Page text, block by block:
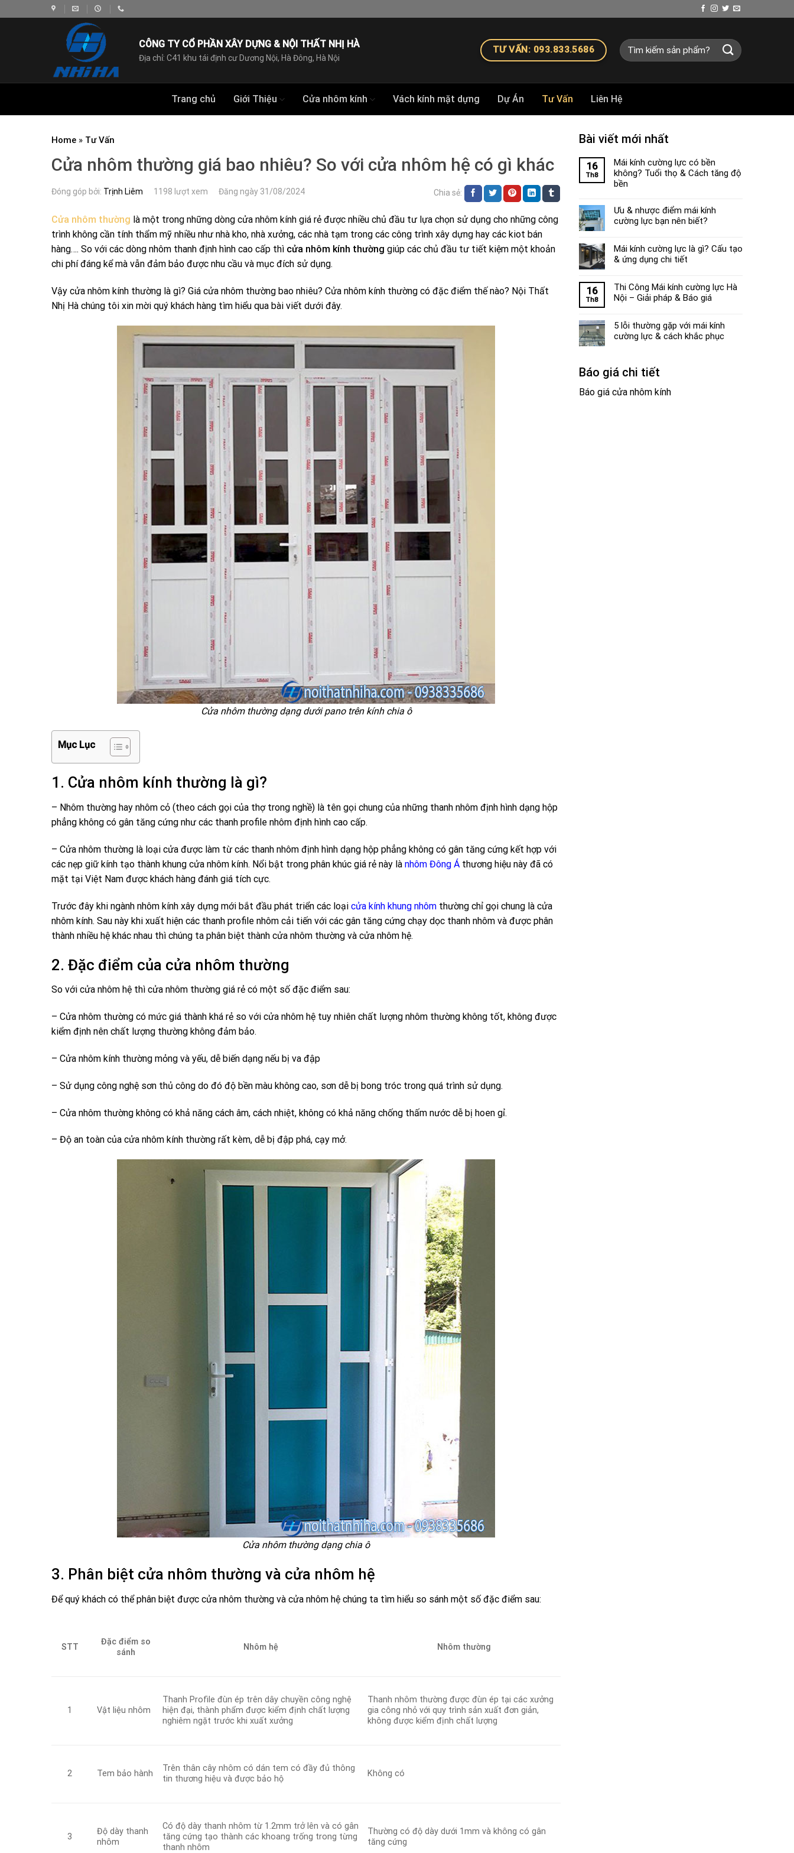
to
CÔNG TY CỔ PHẦN XÂY DỰNG & NỘI THẤT NHỊ HÀ
Địa chỉ: C41 khu tái định cư Dương Nội, Hà Đông, Hà Nội
TƯ VẤN: 093.833.5686
Tìm
kiếm:
Trang chủ Giới Thiệu Cửa nhôm kính Vách kính mặt dựng Dự Án Tư Vấn Liên Hệ
Home » Tư Vấn
Cửa nhôm thường giá bao nhiêu? So với cửa nhôm hệ có gì khác
Đóng góp bởi: Trịnh Liêm 1198 lượt xem Đăng ngày 31/08/2024 Chia sẻ:
Cửa nhôm thường là một trong những dòng cửa nhôm kính giá rẻ được nhiều chủ đầu tư lựa chọn sử dụng cho những công
trình không cần tính thẩm mỹ nhiều như nhà kho, nhà xưởng, các nhà tạm trong các công trình xây dựng hay các kiot bán
hàng…. So với các dòng nhôm thanh định hình cao cấp thì cửa nhôm kính thường giúp các chủ đầu tư tiết kiệm một khoản
chi phí đáng kể mà vẫn đảm bảo được nhu cầu và mục đích sử dụng.
Vậy cửa nhôm kính thường là gì? Giá cửa nhôm thường bao nhiêu? Cửa nhôm kính thường có đặc điểm thế nào? Nội Thất
Nhị Hà chúng tôi xin mời quý khách hàng tìm hiểu qua bài viết dưới đây.
Cửa nhôm thường dạng dưới pano trên kính chia ô
Mục Lục
1. Cửa nhôm kính thường là gì?
– Nhôm thường hay nhôm cỏ (theo cách gọi của thợ trong nghề) là tên gọi chung của những thanh nhôm định hình dạng hộp
phẳng không có gân tăng cứng như các thanh profile nhôm định hình cao cấp.
– Cửa nhôm thường là loại cửa được làm từ các thanh nhôm định hình dạng hộp phẳng không có gân tăng cứng kết hợp với
các nẹp giữ kính tạo thành khung cửa nhôm kính. Nổi bật trong phân khúc giá rẻ này là nhôm Đông Á thương hiệu này đã có
mặt tại Việt Nam được khách hàng đánh giá tích cực.
Trước đây khi ngành nhôm kính xây dựng mới bắt đầu phát triển các loại cửa kính khung nhôm thường chỉ gọi chung là cửa
nhôm kính. Sau này khi xuất hiện các thanh profile nhôm cải tiến với các gân tăng cứng chạy dọc thanh nhôm và được phân
thành nhiều hệ khác nhau thì chúng ta phân biệt thành cửa nhôm thường và cửa nhôm hệ.
2. Đặc điểm của cửa nhôm thường
So với cửa nhôm hệ thì cửa nhôm thường giá rẻ có một số đặc điểm sau:
– Cửa nhôm thường có mức giá thành khá rẻ so với cửa nhôm hệ tuy nhiên chất lượng nhôm thường không tốt, không được
kiểm định nên chất lượng thường không đảm bảo.
– Cửa nhôm kính thường mỏng và yếu, dễ biến dạng nếu bị va đập
– Sử dụng công nghệ sơn thủ công do đó độ bền màu không cao, sơn dễ bị bong tróc trong quá trình sử dụng.
– Cửa nhôm thường không có khả năng cách âm, cách nhiệt, không có khả năng chống thấm nước dễ bị hoen gỉ.
– Độ an toàn của cửa nhôm kính thường rất kèm, dễ bị đập phá, cạy mở.
Cửa nhôm thường dạng chia ô
3. Phân biệt cửa nhôm thường và cửa nhôm hệ
Để quý khách có thể phân biệt được cửa nhôm thường và cửa nhôm hệ chúng ta tìm hiểu so sánh một số đặc điểm sau:
STT
Đặc điểm so
sánh
Nhôm hệ Nhôm thường
1 Vật liệu nhôm
Thanh Profile đùn ép trên dây chuyền công nghệ
hiện đại, thành phẩm được kiểm định chất lượng
nghiêm ngặt trước khi xuất xưởng
Thanh nhôm thường được đùn ép tại các xưởng
gia công nhỏ với quy trình sản xuất đơn giản,
không được kiểm định chất lượng
2 Tem bảo hành
Trên thân cây nhôm có dán tem có đầy đủ thông
tin thương hiệu và được bảo hộ
Không có
3
Độ dày thanh
nhôm
Có độ dày thanh nhôm từ 1.2mm trở lên và có gân
tăng cứng tạo thành các khoang trống trong từng
thanh nhôm
Thường có độ dày dưới 1mm và không có gân
tăng cứng
Bài viết mới nhất
16
Th8
Mái kính cường lực có bền
không? Tuổi thọ & Cách tăng độ
bền
Ưu & nhược điểm mái kính
cường lực bạn nên biết?
Mái kính cường lực là gì? Cấu tạo
& ứng dụng chi tiết
16
Th8
Thi Công Mái kính cường lực Hà
Nội – Giải pháp & Báo giá
5 lỗi thường gặp với mái kính
cường lực & cách khắc phục
Báo giá chi tiết
Báo giá cửa nhôm kính